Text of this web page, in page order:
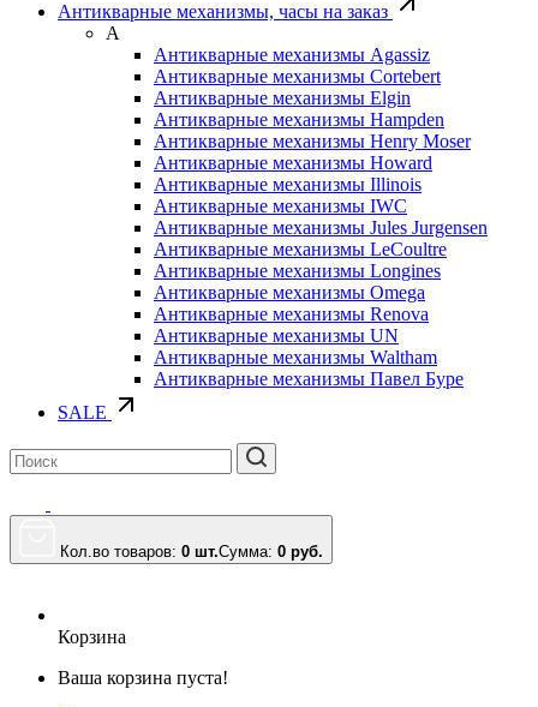
Антикварные механизмы, часы на заказ
А
Антикварные механизмы Agassiz
Антикварные механизмы Cortebert
Антикварные механизмы Elgin
Антикварные механизмы Hampden
Антикварные механизмы Henry Moser
Антикварные механизмы Howard
Антикварные механизмы Illinois
Антикварные механизмы IWC
Антикварные механизмы Jules Jurgensen
Антикварные механизмы LeCoultre
Антикварные механизмы Longines
Антикварные механизмы Omega
Антикварные механизмы Renova
Антикварные механизмы UN
Антикварные механизмы Waltham
Антикварные механизмы Павел Буре
SALE
Кол.во товаров: 0 шт.Сумма: 0 руб.
Корзина
Ваша корзина пуста!